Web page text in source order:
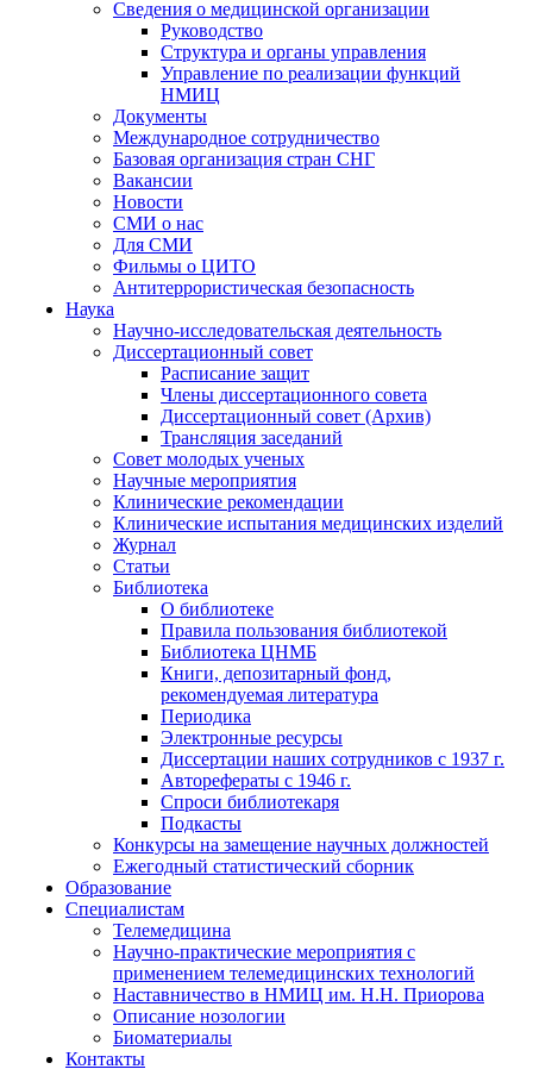
Сведения о медицинской организации
Руководство
Структура и органы управления
Управление по реализации функций
НМИЦ
Документы
Международное сотрудничество
Базовая организация стран СНГ
Вакансии
Новости
СМИ о нас
Для СМИ
Фильмы о ЦИТО
Антитеррористическая безопасность
Наука
Научно-исследовательская деятельность
Диссертационный совет
Расписание защит
Члены диссертационного совета
Диссертационный совет (Архив)
Трансляция заседаний
Совет молодых ученых
Научные мероприятия
Клинические рекомендации
Клинические испытания медицинских изделий
Журнал
Статьи
Библиотека
О библиотеке
Правила пользования библиотекой
Библиотека ЦНМБ
Книги, депозитарный фонд,
рекомендуемая литература
Периодика
Электронные ресурсы
Диссертации наших сотрудников с 1937 г.
Авторефераты с 1946 г.
Спроси библиотекаря
Подкасты
Конкурсы на замещение научных должностей
Ежегодный статистический сборник
Образование
Специалистам
Телемедицина
Научно-практические мероприятия с
применением телемедицинских технологий
Наставничество в НМИЦ им. Н.Н. Приорова
Описание нозологии
Биоматериалы
Контакты